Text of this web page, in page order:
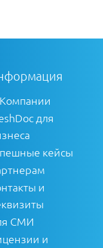
для
кейсы
и
СМИ
и